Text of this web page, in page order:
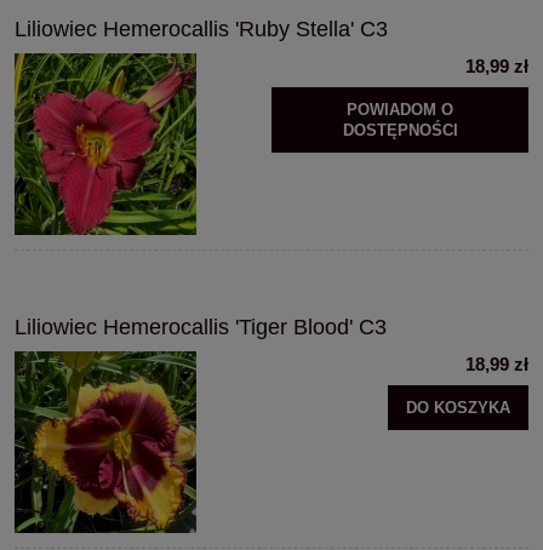
Liliowiec Hemerocallis 'Ruby Stella' C3
18,99 zł
POWIADOM O
DOSTĘPNOŚCI
Liliowiec Hemerocallis 'Tiger Blood' C3
18,99 zł
DO KOSZYKA